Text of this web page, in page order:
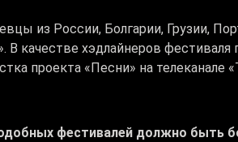
из России, Болгарии, Грузии,
В качестве хэдлайнеров
проекта «Песни» на телеканале
фестивалей должно быть